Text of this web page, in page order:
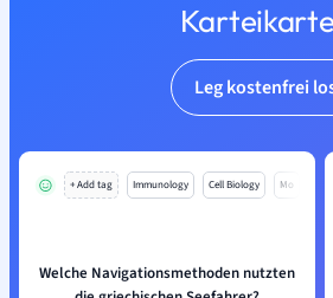
Leg kostenfrei
+ Add tag Immunology Cell Biology Mo
Welche Navigationsmethoden nutzten